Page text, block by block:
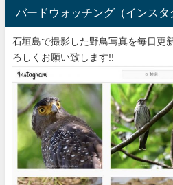
バードウォッチング（インスタ
石垣島で撮影した野鳥写真を毎日更
ろしくお願い致します!!